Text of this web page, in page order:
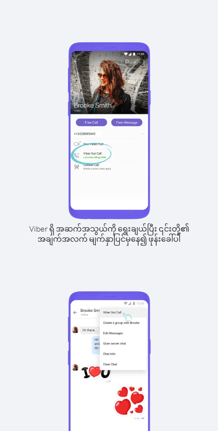
Viber ရှိ အဆက်အသွယ်ကို ရွေးချယ်ပြီး ၎င်းတို့၏
အချက်အလက် မျက်နှာပြင်မှနေ၍ ဖုန်းခေါ်ပါ